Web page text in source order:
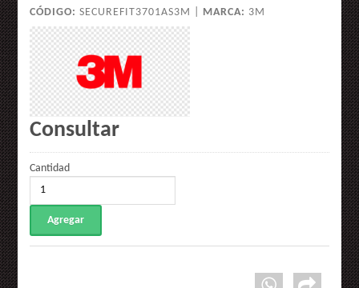
CÓDIGO: SECUREFIT3701AS3M | MARCA: 3M
Consultar
Cantidad